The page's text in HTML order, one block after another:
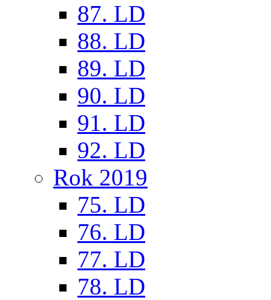
87. LD
88. LD
89. LD
90. LD
91. LD
92. LD
Rok 2019
75. LD
76. LD
77. LD
78. LD